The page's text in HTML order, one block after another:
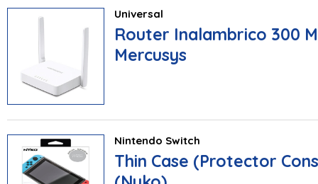
Universal
Router Inalambrico 300
Mercusys
Nintendo Switch
Thin Case (Protector